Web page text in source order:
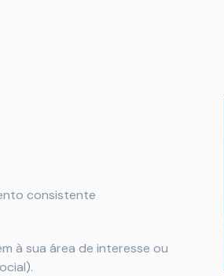
consistente
à sua área de interesse ou